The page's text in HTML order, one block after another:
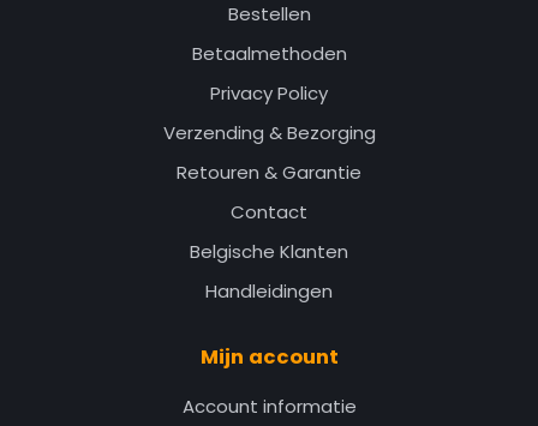
Bestellen
Betaalmethoden
Privacy Policy
Verzending & Bezorging
Retouren & Garantie
Contact
Belgische Klanten
Handleidingen
Mijn account
Account informatie